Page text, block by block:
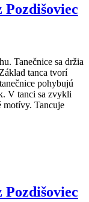
Tanečnice sa držia
tanca tvorí
pohybujú
V tanci sa zvykli
motívy. Tancuje